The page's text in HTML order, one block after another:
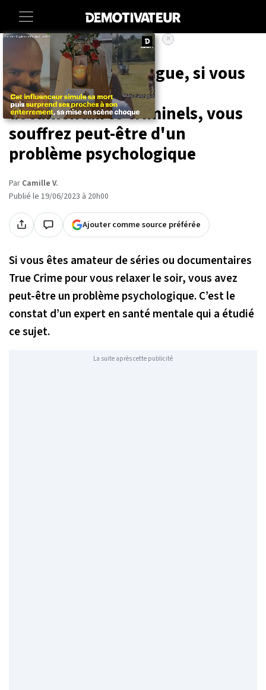
Entertainment Series
Selon une psychologue, si vous
aimez regarder des
documentaires criminels, vous
souffrez peut-être d'un
problème psychologique
Par Camille V.
Publié le 19/06/2023 à 20h00
Ajouter comme source préférée
Si vous êtes amateur de séries ou documentaires
True Crime pour vous relaxer le soir, vous avez
peut-être un problème psychologique. C’est le
constat d’un expert en santé mentale qui a étudié
ce sujet.
La suite après cette publicité
×